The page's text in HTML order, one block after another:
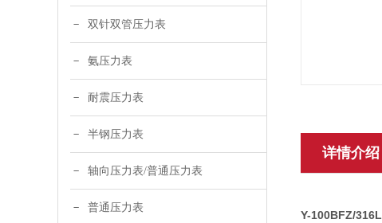
双针双管压力表
氨压力表
耐震压力表
半钢压力表
轴向压力表/普通压力表
普通压力表
详情介绍
Y-100BFZ/316L